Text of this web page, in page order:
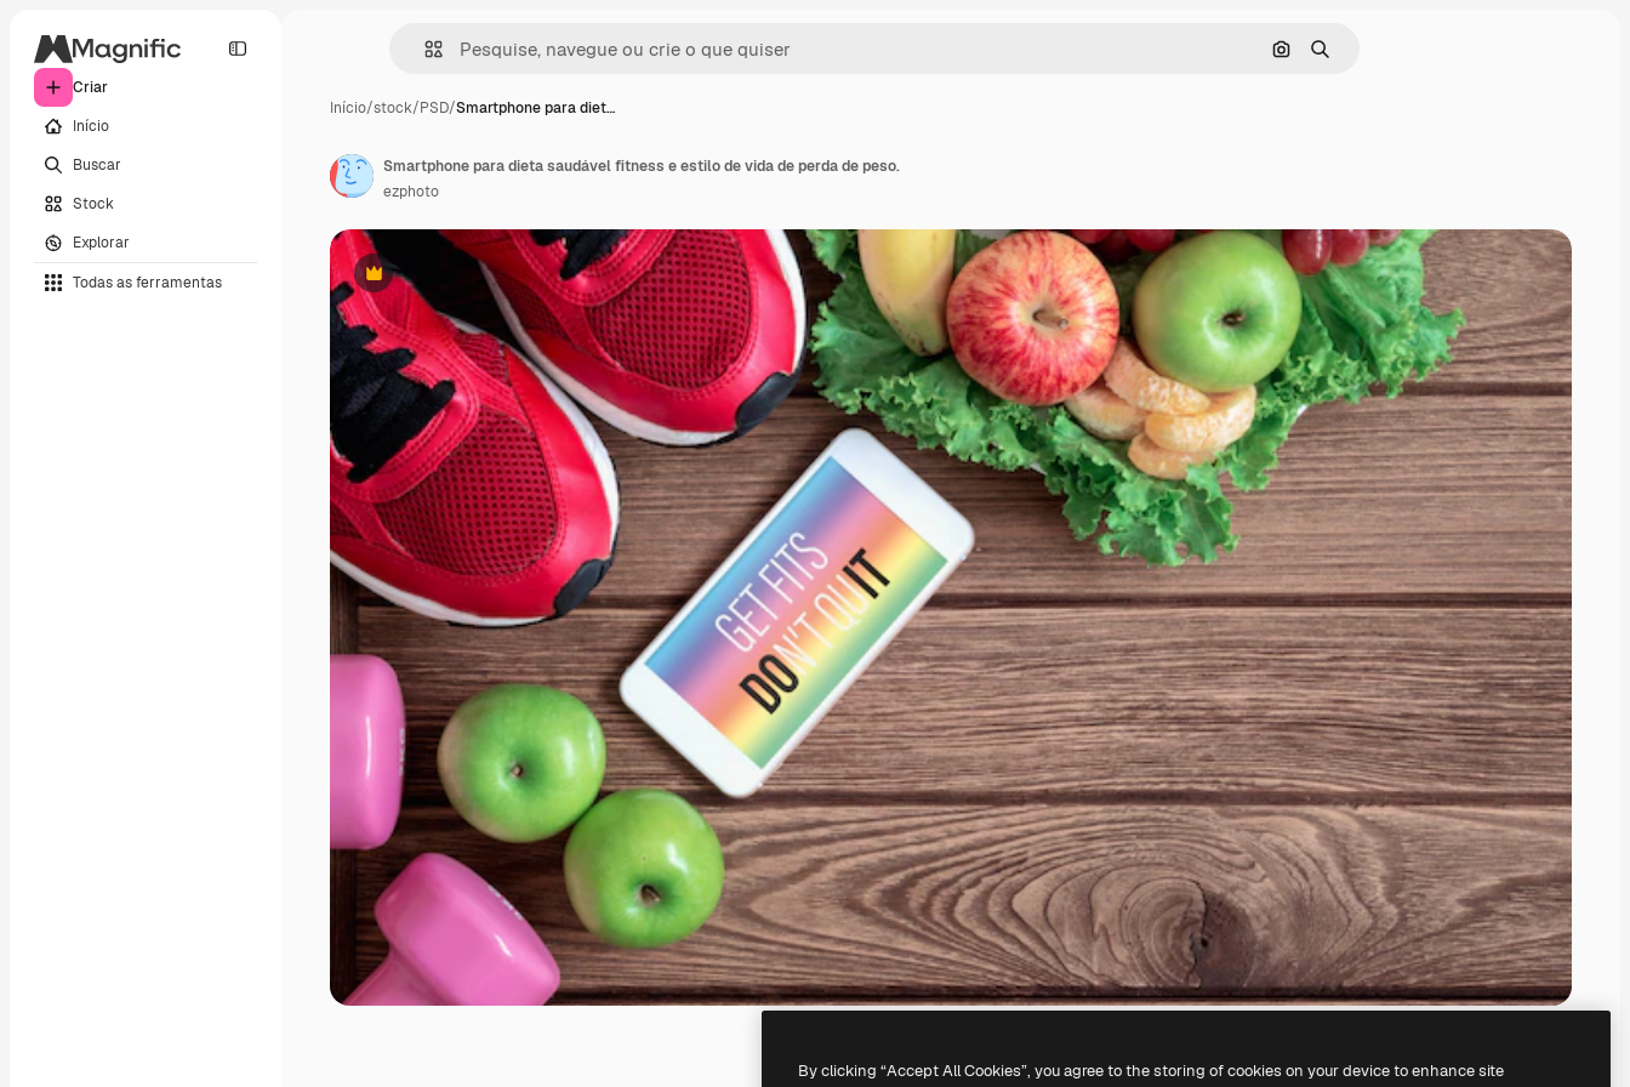
Criar
Início
Buscar
Stock
Explorar
Todas as ferramentas
Pesquisar por imagem
Buscar
Início/stock/PSD/Smartphone para diet…
Premium
Smartphone para dieta saudável fitness e estilo de vida de perda de peso.
ezphoto
By clicking “Accept All Cookies”, you agree to the storing of cookies on your device to enhance site